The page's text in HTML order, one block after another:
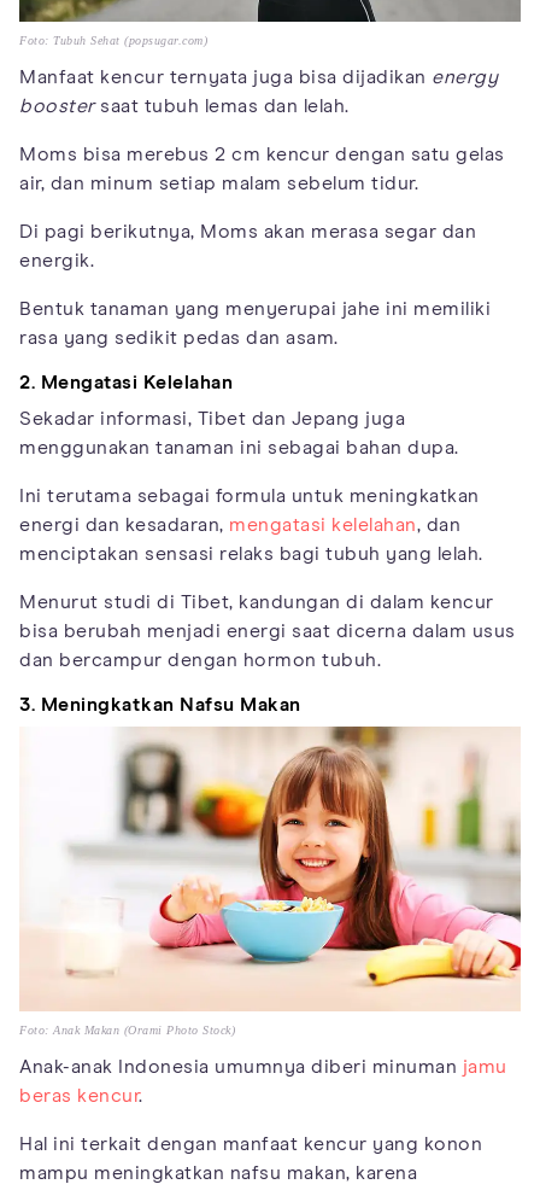
Foto: Tubuh Sehat (popsugar.com)
Manfaat kencur ternyata juga bisa dijadikan energy
boostersaat tubuh lemas dan lelah.
Moms bisa merebus 2 cm kencur dengan satu gelas
air, dan minum setiap malam sebelum tidur.
Di pagi berikutnya, Moms akan merasa segar dan
energik.
Bentuk tanaman yang menyerupai jahe ini memiliki
rasa yang sedikit pedas dan asam.
2. Mengatasi Kelelahan
Sekadar informasi, Tibet dan Jepang juga
menggunakan tanaman ini sebagai bahan dupa.
Ini terutama sebagai formula untuk meningkatkan
energi dan kesadaran, mengatasi kelelahan, dan
menciptakan sensasi relaks bagi tubuh yang lelah.
Menurut studi di Tibet, kandungan di dalam kencur
bisa berubah menjadi energi saat dicerna dalam usus
dan bercampur dengan hormon tubuh.
3. Meningkatkan Nafsu Makan
Foto: Anak Makan (Orami Photo Stock)
Anak-anak Indonesia umumnya diberi minuman jamu
beras kencur.
Hal ini terkait dengan manfaat kencur yang konon
mampu meningkatkan nafsu makan, karena